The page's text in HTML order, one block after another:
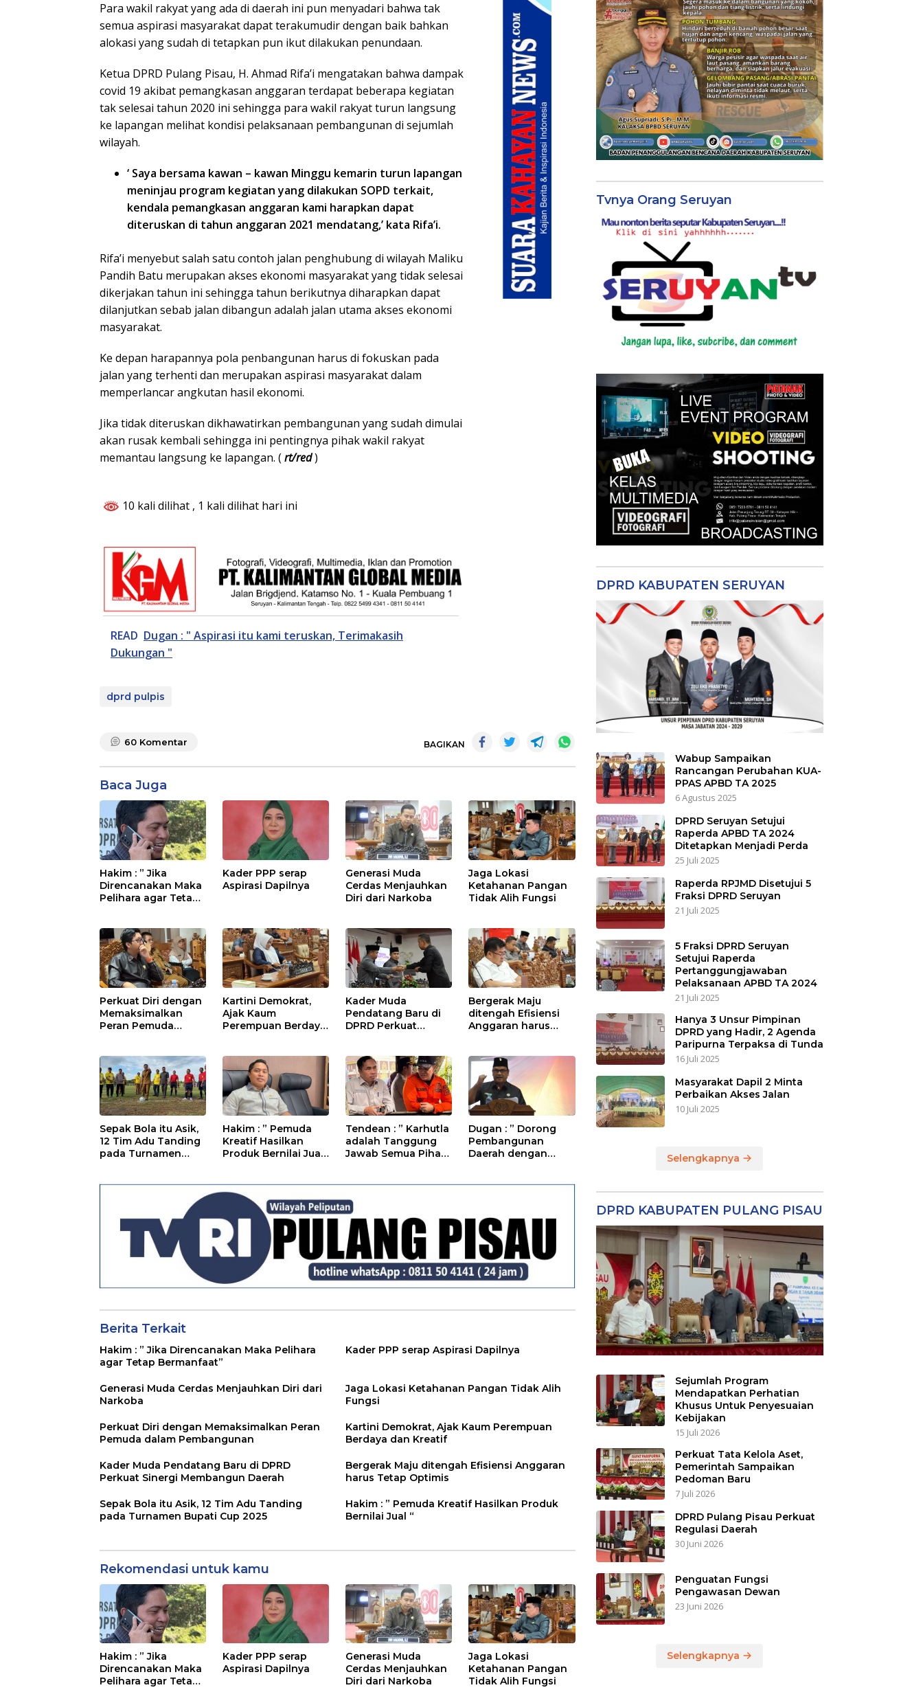
Para wakil rakyat yang ada di daerah ini pun menyadari bahwa tak
semua aspirasi masyarakat dapat terakumudir dengan baik bahkan
alokasi yang sudah di tetapkan pun ikut dilakukan penundaan.
Ketua DPRD Pulang Pisau, H. Ahmad Rifa’i mengatakan bahwa dampak
covid 19 akibat pemangkasan anggaran terdapat beberapa kegiatan
tak selesai tahun 2020 ini sehingga para wakil rakyat turun langsung
ke lapangan melihat kondisi pelaksanaan pembangunan di sejumlah
wilayah.
‘ Saya bersama kawan – kawan Minggu kemarin turun lapangan
meninjau program kegiatan yang dilakukan SOPD terkait,
kendala pemangkasan anggaran kami harapkan dapat
diteruskan di tahun anggaran 2021 mendatang,’ kata Rifa’i.
Rifa’i menyebut salah satu contoh jalan penghubung di wilayah Maliku
Pandih Batu merupakan akses ekonomi masyarakat yang tidak selesai
dikerjakan tahun ini sehingga tahun berikutnya diharapkan dapat
dilanjutkan sebab jalan dibangun adalah jalan utama akses ekonomi
masyarakat.
Ke depan harapannya pola penbangunan harus di fokuskan pada
jalan yang terhenti dan merupakan aspirasi masyarakat dalam
memperlancar angkutan hasil ekonomi.
Jika tidak diteruskan dikhawatirkan pembangunan yang sudah dimulai
akan rusak kembali sehingga ini pentingnya pihak wakil rakyat
memantau langsung ke lapangan. (rt/red)
10 kali dilihat , 1 kali dilihat hari ini
READ Dugan : " Aspirasi itu kami teruskan, Terimakasih
Dukungan "
dprd pulpis
60 Komentar BAGIKAN
Baca Juga
Hakim : ” Jika
Direncanakan Maka
Pelihara agar Tetap
Kader PPP serap
Aspirasi Dapilnya
Generasi Muda
Cerdas Menjauhkan
Diri dari Narkoba
Jaga Lokasi
Ketahanan Pangan
Tidak Alih Fungsi
Perkuat Diri dengan
Memaksimalkan
Peran Pemuda
Kartini Demokrat,
Ajak Kaum
Perempuan Berdaya
Kader Muda
Pendatang Baru di
DPRD Perkuat
Bergerak Maju
ditengah Efisiensi
Anggaran harus
Sepak Bola itu Asik,
12 Tim Adu Tanding
pada Turnamen
Hakim : ” Pemuda
Kreatif Hasilkan
Produk Bernilai Jual
Tendean : ” Karhutla
adalah Tanggung
Jawab Semua Pihak
Dugan : ” Dorong
Pembangunan
Daerah dengan
Berita Terkait
Hakim : ” Jika Direncanakan Maka Pelihara
agar Tetap Bermanfaat”
Kader PPP serap Aspirasi Dapilnya
Generasi Muda Cerdas Menjauhkan Diri dari
Narkoba
Jaga Lokasi Ketahanan Pangan Tidak Alih
Fungsi
Perkuat Diri dengan Memaksimalkan Peran
Pemuda dalam Pembangunan
Kartini Demokrat, Ajak Kaum Perempuan
Berdaya dan Kreatif
Kader Muda Pendatang Baru di DPRD
Perkuat Sinergi Membangun Daerah
Bergerak Maju ditengah Efisiensi Anggaran
harus Tetap Optimis
Sepak Bola itu Asik, 12 Tim Adu Tanding
pada Turnamen Bupati Cup 2025
Hakim : ” Pemuda Kreatif Hasilkan Produk
Bernilai Jual “
Rekomendasi untuk kamu
Hakim : ” Jika
Direncanakan Maka
Pelihara agar Tetap
Kader PPP serap
Aspirasi Dapilnya
Generasi Muda
Cerdas Menjauhkan
Diri dari Narkoba
Jaga Lokasi
Ketahanan Pangan
Tidak Alih Fungsi
Tvnya Orang Seruyan
DPRD KABUPATEN SERUYAN
Wabup Sampaikan
Rancangan Perubahan KUA-
PPAS APBD TA 2025
6 Agustus 2025
DPRD Seruyan Setujui
Raperda APBD TA 2024
Ditetapkan Menjadi Perda
25 Juli 2025
Raperda RPJMD Disetujui 5
Fraksi DPRD Seruyan
21 Juli 2025
5 Fraksi DPRD Seruyan
Setujui Raperda
Pertanggungjawaban
Pelaksanaan APBD TA 2024
21 Juli 2025
Hanya 3 Unsur Pimpinan
DPRD yang Hadir, 2 Agenda
Paripurna Terpaksa di Tunda
16 Juli 2025
Masyarakat Dapil 2 Minta
Perbaikan Akses Jalan
10 Juli 2025
Selengkapnya
DPRD KABUPATEN PULANG PISAU
Sejumlah Program
Mendapatkan Perhatian
Khusus Untuk Penyesuaian
Kebijakan
15 Juli 2026
Perkuat Tata Kelola Aset,
Pemerintah Sampaikan
Pedoman Baru
7 Juli 2026
DPRD Pulang Pisau Perkuat
Regulasi Daerah
30 Juni 2026
Penguatan Fungsi
Pengawasan Dewan
23 Juni 2026
Selengkapnya